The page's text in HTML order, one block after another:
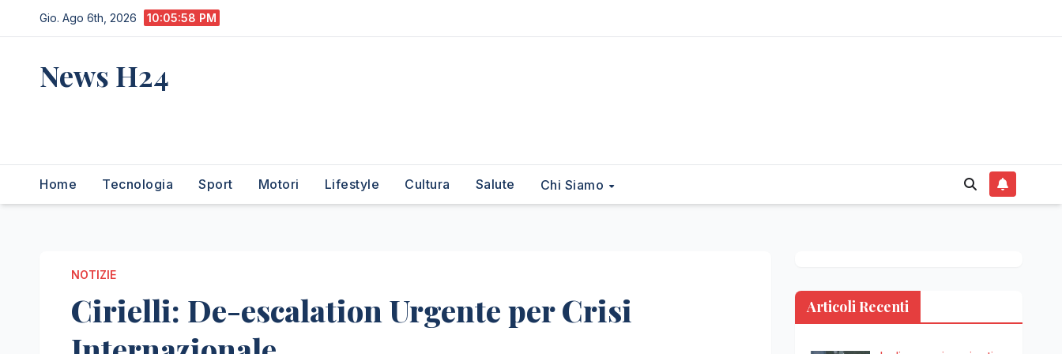
al
Gio. Ago 6th, 2026 10:05:59 PM
News H24
Home Tecnologia Sport Motori Lifestyle Cultura Salute Chi Siamo
NOTIZIE
Cirielli: De-escalation Urgente per Crisi
Articoli Recenti